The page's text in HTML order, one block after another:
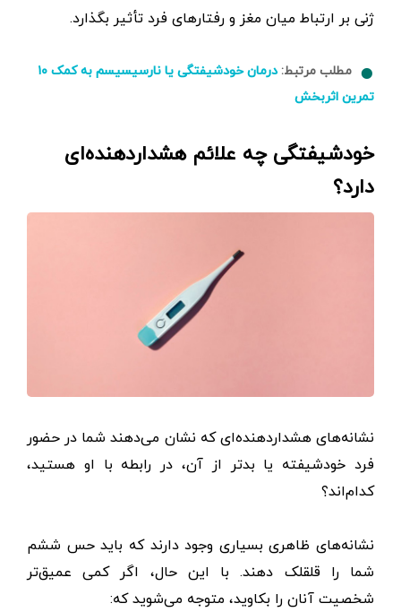
ژنی بر ارتباط میان مغز و رفتارهای فرد تأثیر بگذارد.
مطلب مرتبط:
درمان خودشیفتگی یا نارسیسیسم به کمک ۱۰
تمرین اثربخش
خودشیفتگی چه علائم هشداردهنده‌ای
دارد؟
نشانه‌های هشداردهنده‌ای که نشان می‌دهند شما در حضور
فرد خودشیفته یا بدتر از آن، در رابطه با او هستید،
کدام‌اند؟
نشانه‌های ظاهری بسیاری وجود دارند که باید حس‌ ششم
شما را قلقلک دهند. با این حال، اگر کمی عمیق‌تر
شخصیت آنان را بکاوید، متوجه می‌شوید که: